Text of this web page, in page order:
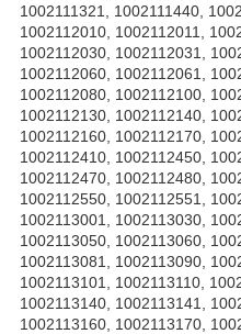
1002111321, 1002111440,
1002112010, 1002112011,
1002112030, 1002112031,
1002112060, 1002112061,
1002112080, 1002112100,
1002112130, 1002112140,
1002112160, 1002112170,
1002112410, 1002112450,
1002112470, 1002112480,
1002112550, 1002112551,
1002113001, 1002113030,
1002113050, 1002113060,
1002113081, 1002113090,
1002113101, 1002113110,
1002113140, 1002113141,
1002113160, 1002113170,